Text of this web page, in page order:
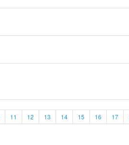
11 12 13 14 15 16 17